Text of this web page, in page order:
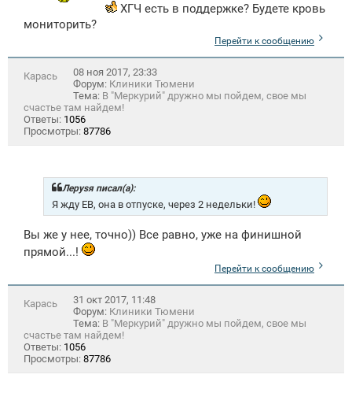
ХГЧ есть в поддержке? Будете кровь
мониторить?
Перейти к сообщению
Карась
08 ноя 2017, 23:33
Форум: Клиники Тюмени
Тема: В "Меркурий" дружно мы пойдем, свое мы
счастье там найдем!
Ответы: 1056
Просмотры: 87786
Лeрysя писал(а):
Я жду ЕВ, она в отпуске, через 2 недельки!
Вы же у нее, точно)) Все равно, уже на финишной
прямой...!
Перейти к сообщению
Карась
31 окт 2017, 11:48
Форум: Клиники Тюмени
Тема: В "Меркурий" дружно мы пойдем, свое мы
счастье там найдем!
Ответы: 1056
Просмотры: 87786